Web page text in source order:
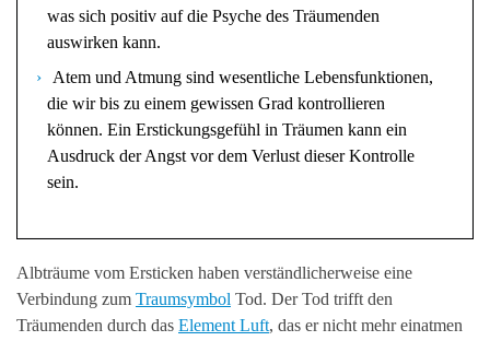
was sich positiv auf die Psyche des Träumenden
auswirken kann.
Atem und Atmung sind wesentliche Lebensfunktionen,
die wir bis zu einem gewissen Grad kontrollieren
können. Ein Erstickungsgefühl in Träumen kann ein
Ausdruck der Angst vor dem Verlust dieser Kontrolle
sein.
Albträume vom Ersticken haben verständlicherweise eine
Verbindung zum Traumsymbol Tod. Der Tod trifft den
Träumenden durch das Element Luft, das er nicht mehr einatmen